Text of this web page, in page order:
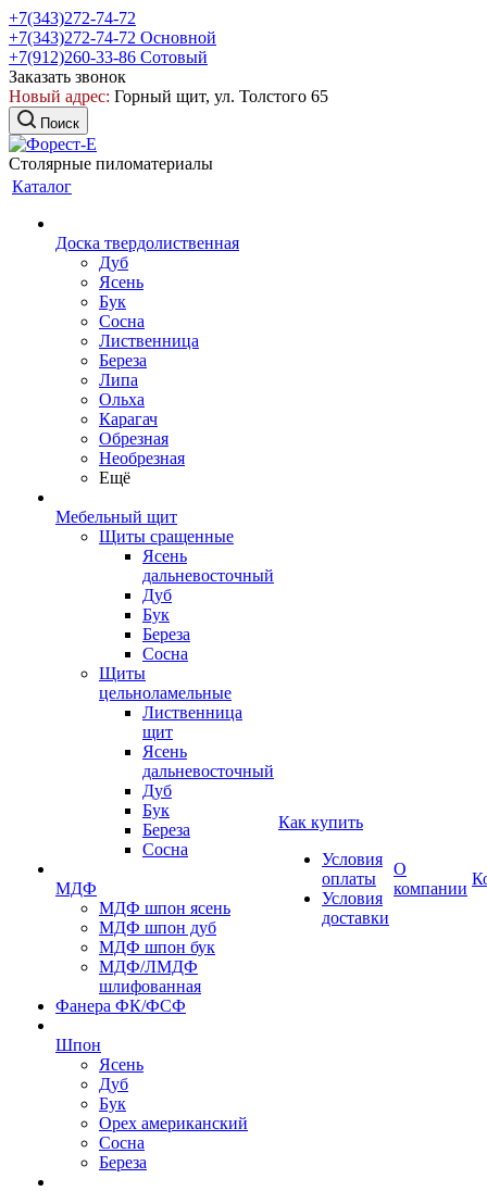
+7(343)272-74-72
+7(343)272-74-72 Основной
+7(912)260-33-86 Сотовый
Заказать звонок
Новый адрес: Горный щит, ул. Толстого 65
Поиск
Столярные пиломатериалы
Каталог
Доска твердолиственная
Дуб
Ясень
Бук
Сосна
Лиственница
Береза
Липа
Ольха
Карагач
Обрезная
Необрезная
Ещё
Мебельный щит
Щиты сращенные
Ясень
дальневосточный
Дуб
Бук
Береза
Сосна
Щиты
цельноламельные
Лиственница
щит
Ясень
дальневосточный
Дуб
Бук
Береза
Сосна
МДФ
МДФ шпон ясень
МДФ шпон дуб
МДФ шпон бук
МДФ/ЛМДФ
шлифованная
Фанера ФК/ФСФ
Шпон
Ясень
Дуб
Бук
Орех американский
Сосна
Береза
Как купить
Условия
оплаты
Условия
доставки
О
компании